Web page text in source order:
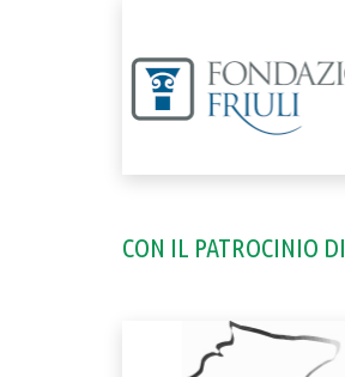
CON IL PATROCINIO DI